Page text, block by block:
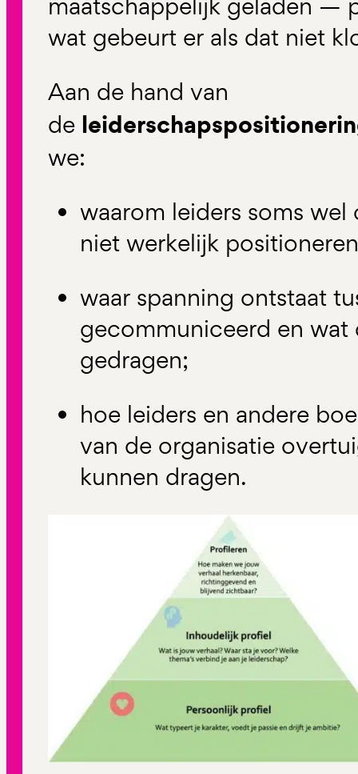
maatschappelijk geladen —
wat gebeurt er als dat niet
Aan de hand van
de
we:
waarom leiders soms
niet werkelijk
waar spanning ontstaat
gecommuniceerd en
gedragen;
hoe leiders en andere
van de organisatie
kunnen dragen.